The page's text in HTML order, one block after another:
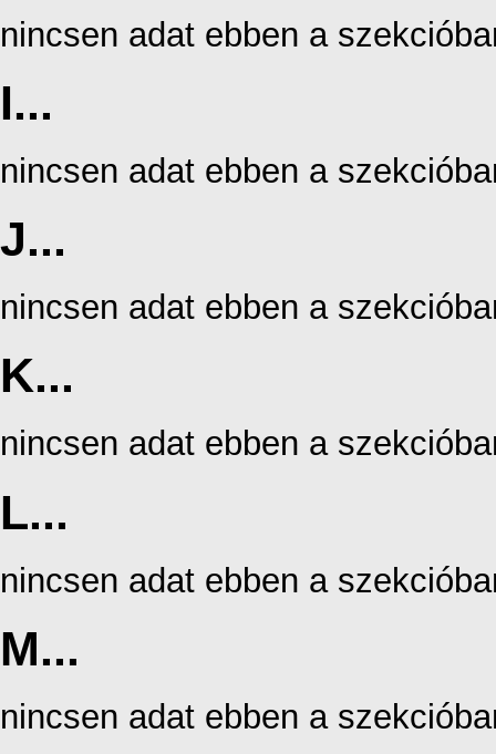
nincsen adat ebben a
I...
nincsen adat ebben a
J...
nincsen adat ebben a
K...
nincsen adat ebben a
L...
nincsen adat ebben a
M...
nincsen adat ebben a